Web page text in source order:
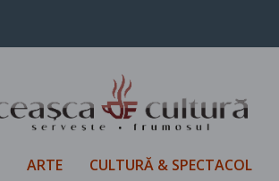
ARTE CULTURĂ & SPECTACOL